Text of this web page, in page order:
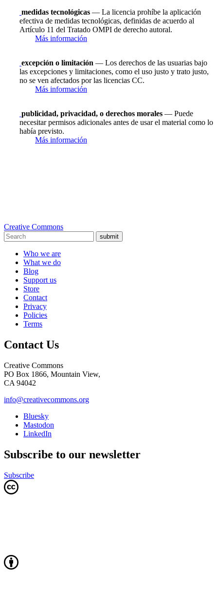
medidas tecnológicas — La licencia prohíbe la aplicación
efectiva de medidas tecnológicas, definidas de acuerdo al
Artículo 11 del Tratado OMPI de derecho autoral.
Más información
excepción o limitación — Los derechos de las usuarias bajo
las excepciones y limitaciones, como el uso justo y trato justo,
no se ven afectados por las licencias CC.
Más información
publicidad, privacidad, o derechos morales — Puede
necesitar permisos adicionales antes de usar el material como lo
había previsto.
Más información
Creative Commons
submit
Who we are
What we do
Blog
Support us
Store
Contact
Privacy
Policies
Terms
Contact Us
Creative Commons
PO Box 1866, Mountain View,
CA 94042
info@creativecommons.org
Bluesky
Mastodon
LinkedIn
Subscribe to our newsletter
Subscribe